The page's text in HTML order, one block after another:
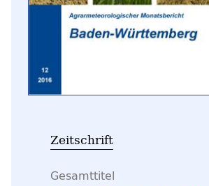
Zeitschrift
Gesamttitel